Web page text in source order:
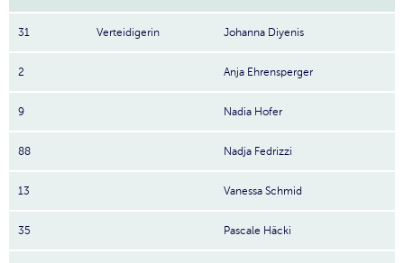
31 Verteidigerin Johanna Diyenis
2 Anja Ehrensperger
9 Nadia Hofer
88 Nadja Fedrizzi
13 Vanessa Schmid
35 Pascale Häcki